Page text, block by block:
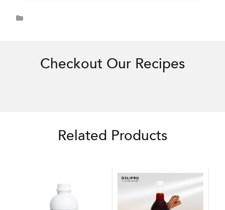
Checkout Our Recipes
Related Products